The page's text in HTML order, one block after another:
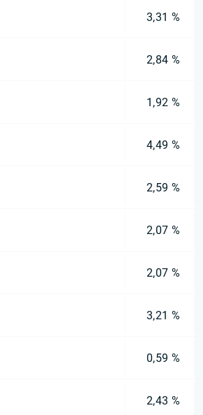
3,31 %
2,84 %
1,92 %
4,49 %
2,59 %
2,07 %
2,07 %
3,21 %
0,59 %
2,43 %